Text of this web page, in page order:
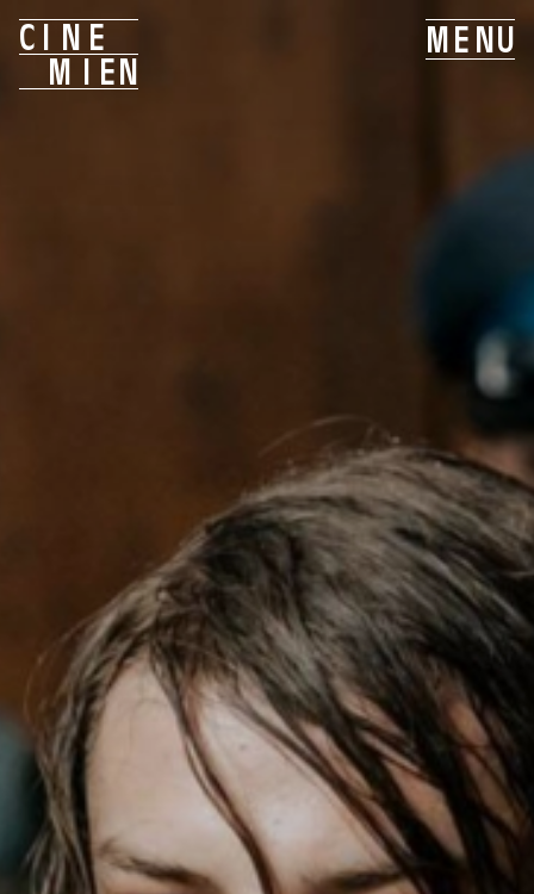
C I N E
M I EN
ME NU